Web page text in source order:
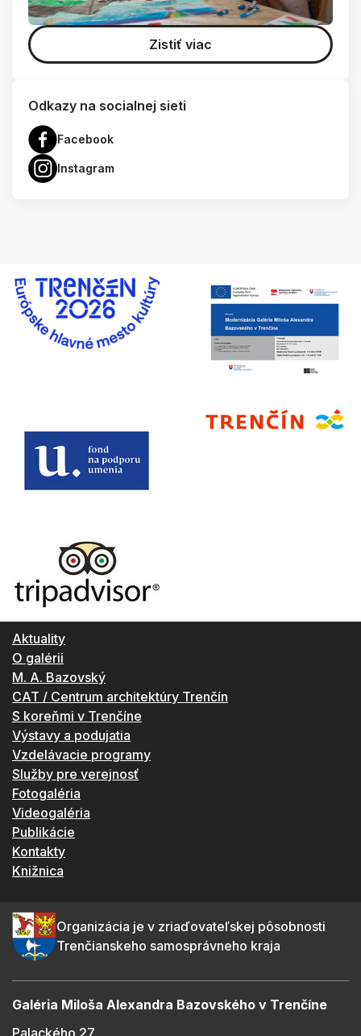
Zistiť viac
Odkazy na socialnej sieti
Facebook
Instagram
Aktuality
O galérii
M. A. Bazovský
CAT / Centrum architektúry Trenčín
S koreňmi v Trenčíne
Výstavy a podujatia
Vzdelávacie programy
Služby pre verejnosť
Fotogaléria
Videogaléria
Publikácie
Kontakty
Knižnica
Organizácia je v zriaďovateľskej pôsobnosti
Trenčianskeho samosprávneho kraja
Galéria Miloša Alexandra Bazovského v Trenčíne
Palackého 27